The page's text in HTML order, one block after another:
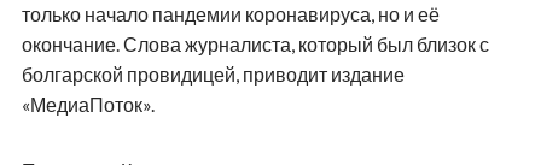
только начало пандемии коронавируса, но и её
окончание. Слова журналиста, который был близок с
болгарской провидицей, приводит издание
«МедиаПоток‎».